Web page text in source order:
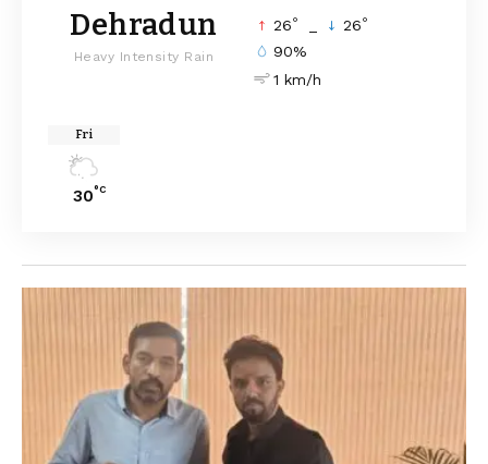
Dehradun
Heavy Intensity Rain
26° 26°
90%
1 km/h
Fri
30°C